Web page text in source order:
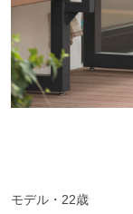
モデル・22歳